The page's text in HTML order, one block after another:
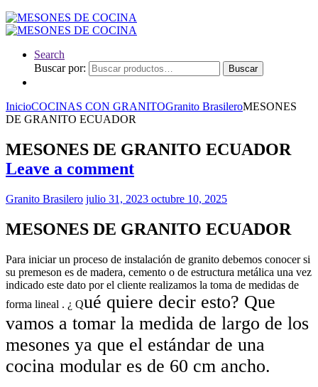
Search
Buscar por:
Buscar
InicioCOCINAS CON GRANITOGranito BrasileroMESONES
DE GRANITO ECUADOR
MESONES DE GRANITO ECUADOR
Leave a comment
Granito Brasilero julio 31, 2023 octubre 10, 2025
MESONES DE GRANITO ECUADOR
Para iniciar un proceso de instalación de granito debemos conocer si
su premeson es de madera, cemento o de estructura metálica una vez
indicado este dato por el cliente realizamos la toma de medidas de
forma lineal . ¿ Qué quiere decir esto? Que
vamos a tomar la medida de largo de los
mesones ya que el estándar de una
cocina modular es de 60 cm ancho.